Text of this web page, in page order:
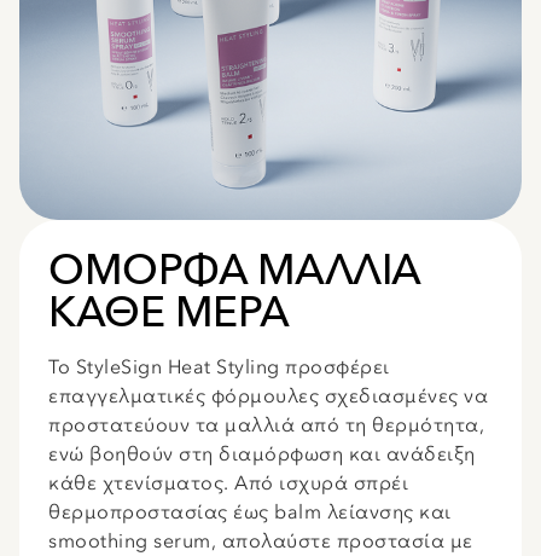
ΟΜΟΡΦΑ ΜΑΛΛΙΑ
ΚΑΘΕ ΜΕΡΑ
Το StyleSign Heat Styling προσφέρει
επαγγελματικές φόρμουλες σχεδιασμένες να
προστατεύουν τα μαλλιά από τη θερμότητα,
ενώ βοηθούν στη διαμόρφωση και ανάδειξη
κάθε χτενίσματος. Από ισχυρά σπρέι
θερμοπροστασίας έως balm λείανσης και
smoothing serum, απολαύστε προστασία με